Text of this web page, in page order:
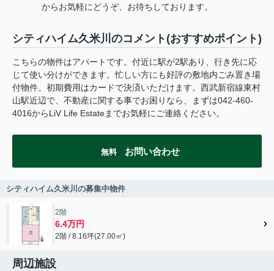
からお気軽にどうぞ、お待ちしております。
シティハイム久米川のコメント(おすすめポイント)
こちらの物件はアパートです。付近に駅が2駅あり、行き先に応
じて使い分けができます。忙しい方にも好評の敷地内ごみ置き場
付物件。初期費用はカードで決済いただけます。西武新宿線東村
山駅近辺で、不動産に関する事でお困りなら、まずは042-460-
4016からLiV Life Estateまでお気軽にご連絡ください。
無料 お問い合わせ
シティハイム久米川の募集中物件
2階
6.4万円
2階 / 8.16坪(27.00㎡)
周辺施設